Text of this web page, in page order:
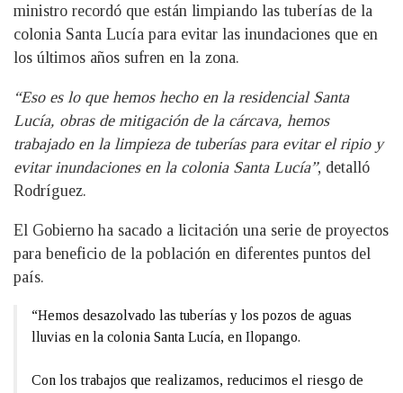
ministro recordó que están limpiando las tuberías de la
colonia Santa Lucía para evitar las inundaciones que en
los últimos años sufren en la zona.
“Eso es lo que hemos hecho en la residencial Santa
Lucía, obras de mitigación de la cárcava, hemos
trabajado en la limpieza de tuberías para evitar el ripio y
evitar inundaciones en la colonia Santa Lucía”, detalló
Rodríguez.
El Gobierno ha sacado a licitación una serie de proyectos
para beneficio de la población en diferentes puntos del
país.
“Hemos desazolvado las tuberías y los pozos de aguas
lluvias en la colonia Santa Lucía, en Ilopango.
Con los trabajos que realizamos, reducimos el riesgo de